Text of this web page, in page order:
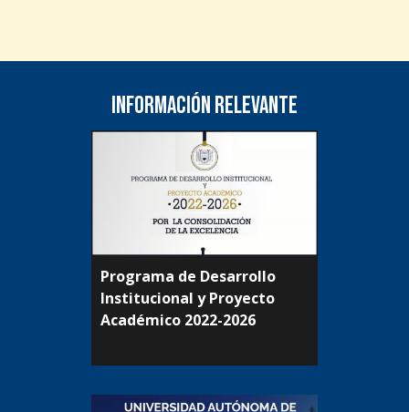
Información relevante
Programa de Desarrollo
Institucional y Proyecto
Académico 2022-2026